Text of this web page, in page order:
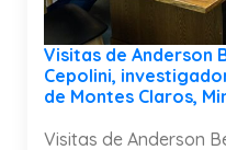
Visitas de Anderson
Cepolini,
de Montes Claros,
Visitas de Anderson